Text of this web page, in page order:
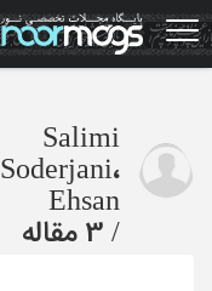
Skip
to
main
Salimi
Soderjani،
Ehsan
/ 3 مقاله